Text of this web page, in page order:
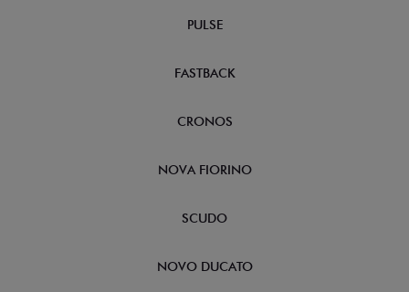
PULSE
FASTBACK
CRONOS
NOVA FIORINO
SCUDO
NOVO DUCATO